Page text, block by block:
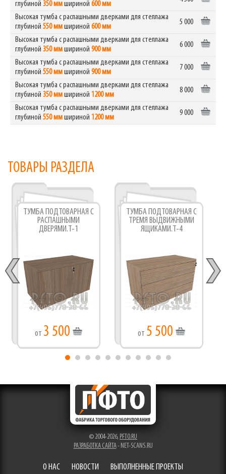
глубиной 350 ммшириной 600 мм
Высокая тумба с распашными дверками для стеллажа
глубиной 550 ммшириной 600 мм
5 000
Высокая тумба с распашными дверками для стеллажа
глубиной 350 ммшириной 900 мм
6 000
Высокая тумба с распашными дверками для стеллажа
глубиной 550 ммшириной 900 мм
7 000
Высокая тумба с распашными дверками для стеллажа
глубиной 350 ммшириной 1200 мм
8 000
Высокая тумба с распашными дверками для стеллажа
глубиной 550 ммшириной 1200 мм
9 000
ТОВАРЫ РАЗДЕЛА
ТУМБА ПОДТОВАРНАЯ С
РАСПАШНЫМИ
ДВЕРЯМИ.Т-1
от 3 500
ТУМБА ПОДТОВАРНАЯ С
ТРЕМЯ ВЫДВИЖНЫМИ
ЯЩИКАМИ.Т-4
от 5 500
© 2004-2026, PFTO.RU
РАЗРАБОТКА САЙТА- NET-SCANS.RU
О НАС НОВОСТИ ВЫПОЛНЕННЫЕ ПРОЕКТЫ